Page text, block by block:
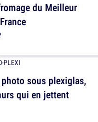
sous plexiglas,
qui en jettent
du Meilleur